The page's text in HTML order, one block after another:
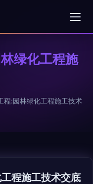
绿化工程施
程:园林绿化工程施工技术
程施工技术交底